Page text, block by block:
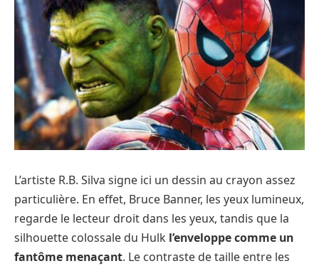
L’artiste R.B. Silva signe ici un dessin au crayon assez
particulière. En effet, Bruce Banner, les yeux lumineux,
regarde le lecteur droit dans les yeux, tandis que la
silhouette colossale du Hulk l’enveloppe comme un
fantôme menaçant. Le contraste de taille entre les